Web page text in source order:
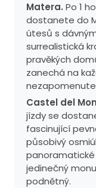
Matera. Po 1
dostanete do
útesů s
surrealistická
pravěkých
zanechá na
Castel del
jízdy se
fascinující
působivý
panoramatické
jedinečný
podnětný.